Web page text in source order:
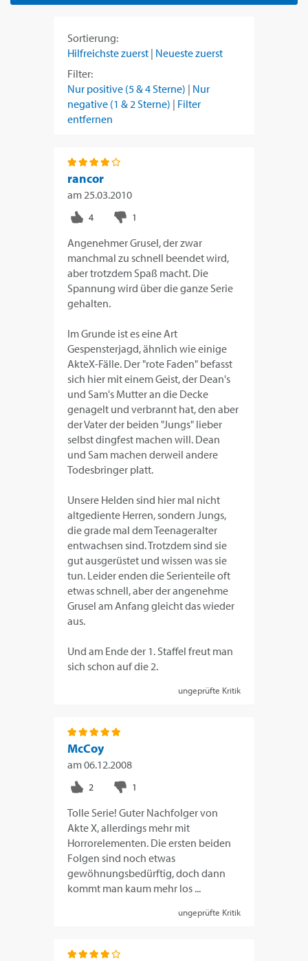
Sortierung:
Hilfreichste zuerst | Neueste zuerst
Filter:
Nur positive (5 & 4 Sterne) | Nur
negative (1 & 2 Sterne) | Filter
entfernen
rancor
am 25.03.2010
Angenehmer Grusel, der zwar
manchmal zu schnell beendet wird,
aber trotzdem Spaß macht. Die
Spannung wird über die ganze Serie
gehalten.
Im Grunde ist es eine Art
Gespensterjagd, ähnlich wie einige
AkteX-Fälle. Der "rote Faden" befasst
sich hier mit einem Geist, der Dean's
und Sam's Mutter an die Decke
genagelt und verbrannt hat, den aber
der Vater der beiden "Jungs" lieber
selbst dingfest machen will. Dean
und Sam machen derweil andere
Todesbringer platt.
Unsere Helden sind hier mal nicht
altgediente Herren, sondern Jungs,
die grade mal dem Teenageralter
entwachsen sind. Trotzdem sind sie
gut ausgerüstet und wissen was sie
tun. Leider enden die Serienteile oft
etwas schnell, aber der angenehme
Grusel am Anfang gleicht das wieder
aus.
Und am Ende der 1. Staffel freut man
sich schon auf die 2.
ungeprüfte Kritik
McCoy
am06.12.2008
Tolle Serie! Guter Nachfolger von
Akte X, allerdings mehr mit
Horrorelementen. Die ersten beiden
Folgen sind noch etwas
gewöhnungsbedürftig, doch dann
kommt man kaum mehr los ...
ungeprüfte Kritik